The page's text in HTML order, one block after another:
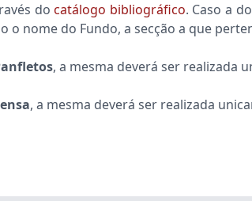
docatálogo bibliográfico. Caso a
nome do Fundo, a secção a que
, a mesma deverá ser realizada
, a mesma deverá ser realizada